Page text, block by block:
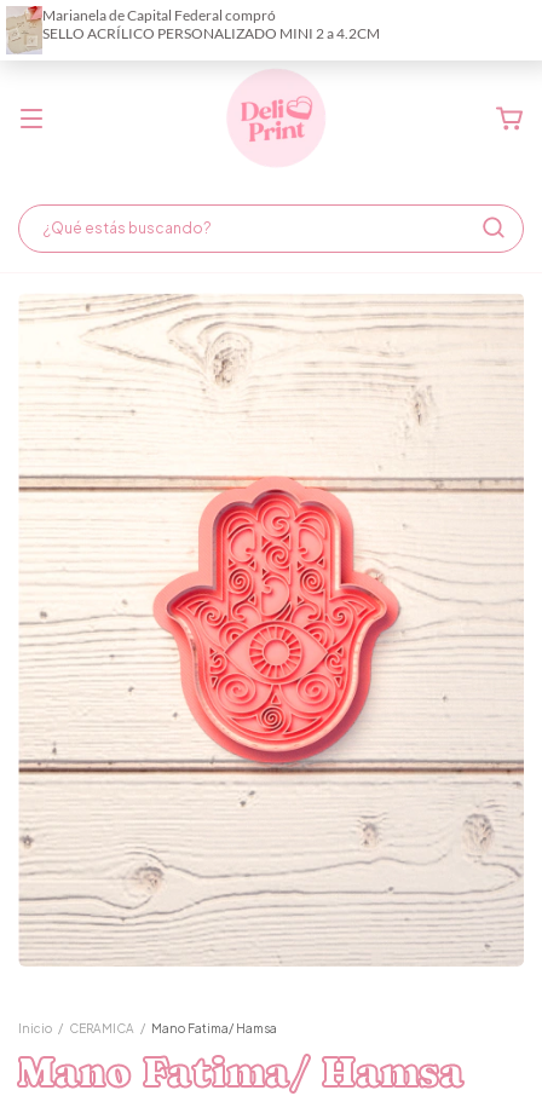
Demora de fabricación hasta 6 días hábiles
Inicio / CERAMICA / Mano Fatima/ Hamsa
Mano Fatima/ Hamsa